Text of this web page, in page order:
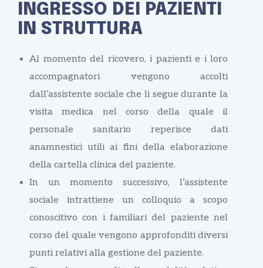
INGRESSO DEI PAZIENTI
IN STRUTTURA
Al momento del ricovero, i pazienti e i loro
accompagnatori vengono accolti
dall’assistente sociale che li segue durante la
visita medica nel corso della quale il
personale sanitario reperisce dati
anamnestici utili ai fini della elaborazione
della cartella clinica del paziente.
In un momento successivo, l’assistente
sociale intrattiene un colloquio a scopo
conoscitivo con i familiari del paziente nel
corso del quale vengono approfonditi diversi
punti relativi alla gestione del paziente.